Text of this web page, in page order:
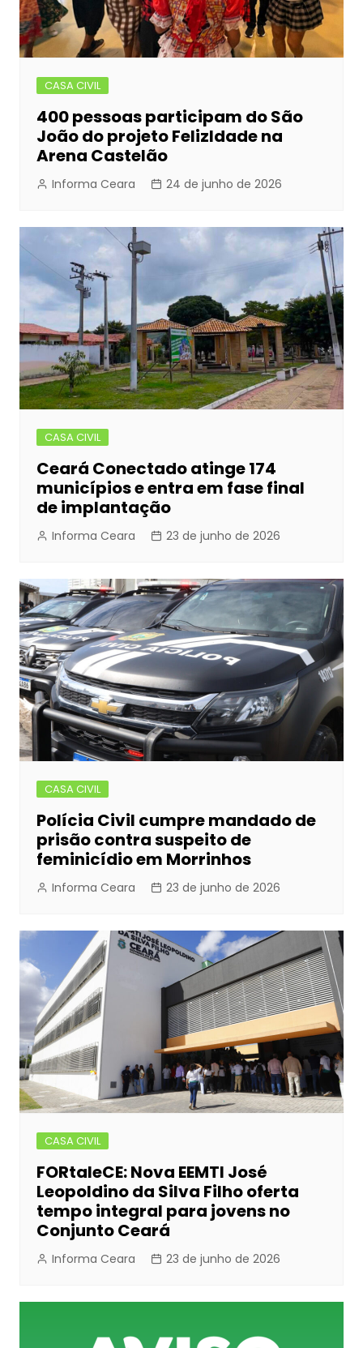
CASA CIVIL
400 pessoas participam do São
João do projeto FelizIdade na
Arena Castelão
Informa Ceara 24 de junho de 2026
CASA CIVIL
Ceará Conectado atinge 174
municípios e entra em fase final
de implantação
Informa Ceara 23 de junho de 2026
CASA CIVIL
Polícia Civil cumpre mandado de
prisão contra suspeito de
feminicídio em Morrinhos
Informa Ceara 23 de junho de 2026
CASA CIVIL
FORtaleCE: Nova EEMTI José
Leopoldino da Silva Filho oferta
tempo integral para jovens no
Conjunto Ceará
Informa Ceara 23 de junho de 2026